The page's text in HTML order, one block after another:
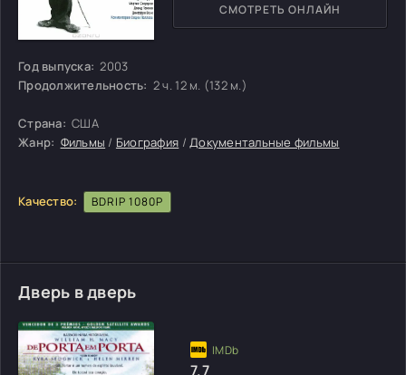
Год выпуска: 2003
Продолжительность: 2 ч. 12 м. (132 м.)
Страна: США
Жанр: Фильмы / Биография /Документальные фильмы
Качество: BDRIP 1080P
СМОТРЕТЬ ОНЛАЙН
Дверь в дверь
7.7